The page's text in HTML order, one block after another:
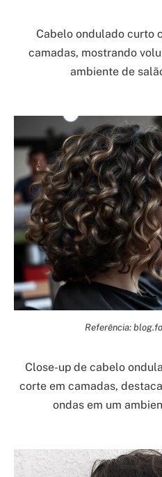
Cabelo ondulado curto
camadas, mostrando
ambiente de
Referência:
Close-up de cabelo
corte em camadas,
ondas em um